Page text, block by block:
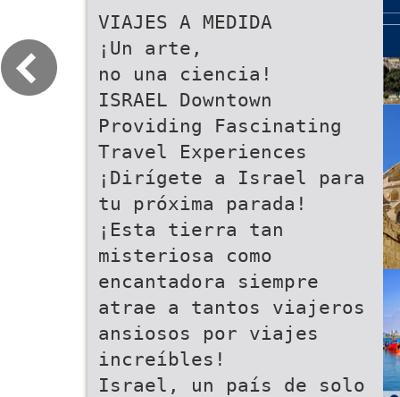
VIAJES A MEDIDA
¡Un arte,
no una ciencia!
ISRAEL Downtown
Providing Fascinating
Travel Experiences
¡Dirígete a Israel para
tu próxima parada!
¡Esta tierra tan
misteriosa como
encantadora siempre
atrae a tantos viajeros
ansiosos por viajes
increíbles!
Israel, un país de solo